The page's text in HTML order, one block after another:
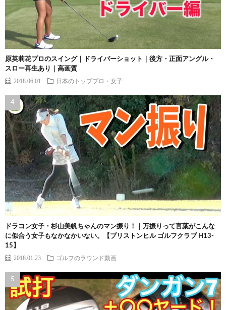
原英莉花プロのスイング｜ドライバーショット｜後方・正面アングル・
スロー再生あり｜高画質
2018.06.01 日本のトッププロ・女子
ドラコン女子・杉山美帆ちゃんのマン振り！｜万振りって言葉がこんな
に似合う女子もなかなかいない。【ブリストンヒル ゴルフクラブ H13-
15】
2018.01.23 ゴルフのラウンド動画